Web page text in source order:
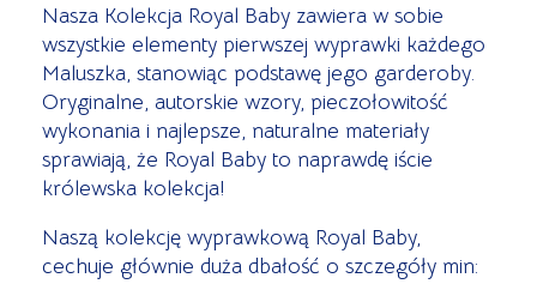
Nasza Kolekcja Royal Baby zawiera w sobie
wszystkie elementy pierwszej wyprawki każdego
Maluszka, stanowiąc podstawę jego garderoby.
Oryginalne, autorskie wzory, pieczołowitość
wykonania i najlepsze, naturalne materiały
sprawiają, że Royal Baby to naprawdę iście
królewska kolekcja!
Naszą kolekcję wyprawkową Royal Baby,
cechuje głównie duża dbałość o szczegóły min: